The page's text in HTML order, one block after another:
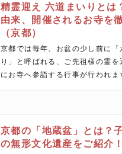
精霊迎え 六道まいりとは
由来、開催されるお寺を
（京都）
京都では毎年、お盆の少し前に「
り」と呼ばれる、ご先祖様の霊を
にお寺へ参詣する行事が行われま
京都の「地蔵盆」とは？
の無形文化遺産をご紹介！